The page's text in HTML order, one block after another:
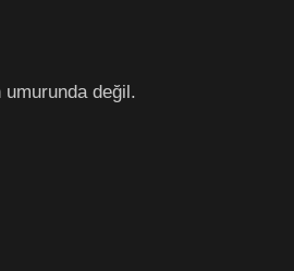
umurunda değil.